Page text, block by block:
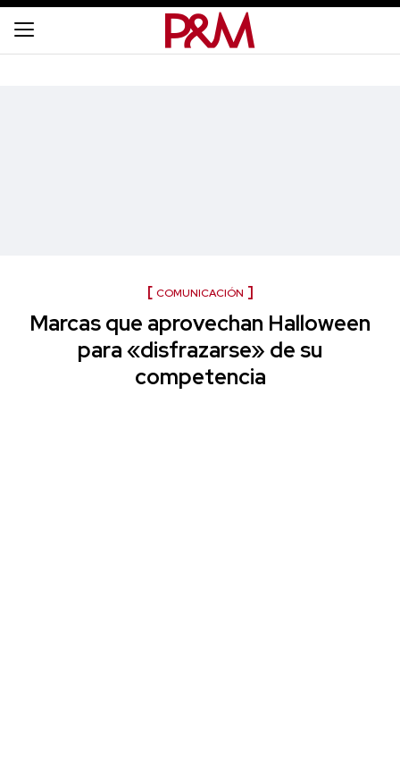
COMUNICACIÓN
Marcas que aprovechan Halloween
para «disfrazarse» de su
competencia